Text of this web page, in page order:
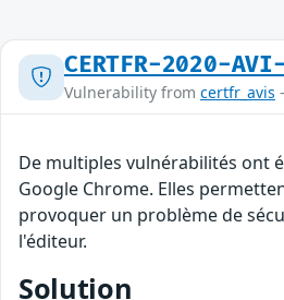
CERTFR-2020-
Vulnerability from certfr_avis
De multiples vulnérabilités ont
Google Chrome. Elles
provoquer un problème de
l'éditeur.
Solution